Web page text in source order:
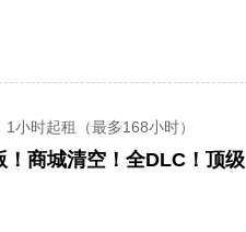
1小时起租（最多168小时）
！商城清空！全DLC！顶级